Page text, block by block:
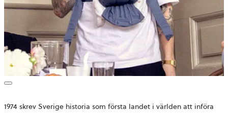
1974 skrev Sverige historia som första landet i världen att införa